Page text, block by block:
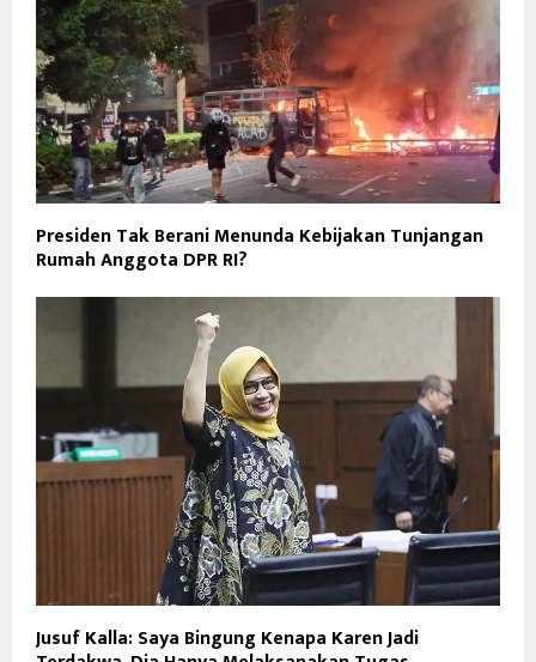
Presiden Tak Berani Menunda Kebijakan Tunjangan
Rumah Anggota DPR RI?
Jusuf Kalla: Saya Bingung Kenapa Karen Jadi